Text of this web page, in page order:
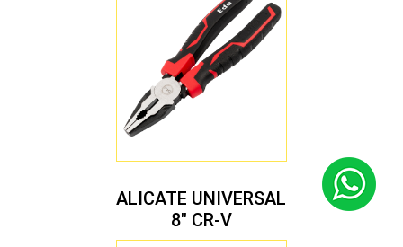
ALICATE UNIVERSAL
8″ CR-V